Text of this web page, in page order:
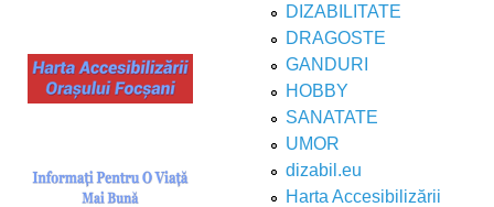
DIZABILITATE
DRAGOSTE
GANDURI
HOBBY
SANATATE
UMOR
dizabil.eu
Harta Accesibilizării